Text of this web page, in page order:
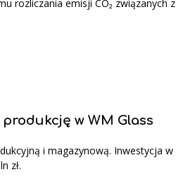
rozliczania emisji CO₂ związanych z
w WM Glass
i magazynową. Inwestycja w
zł.